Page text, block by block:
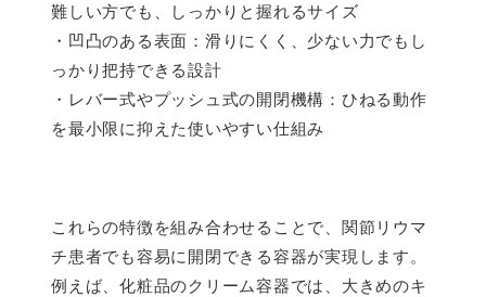
難しい方でも、しっかりと握れるサイズ
・凹凸のある表面：滑りにくく、少ない力でもし
っかり把持できる設計
・レバー式やプッシュ式の開閉機構：ひねる動作
を最小限に抑えた使いやすい仕組み
これらの特徴を組み合わせることで、関節リウマ
チ患者でも容易に開閉できる容器が実現します。
例えば、化粧品のクリーム容器では、大きめのキ